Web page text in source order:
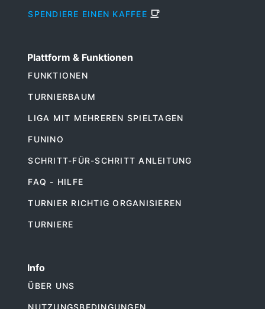
SPENDIERE EINEN KAFFEE
Plattform & Funktionen
FUNKTIONEN
TURNIERBAUM
LIGA MIT MEHREREN SPIELTAGEN
FUNINO
SCHRITT-FÜR-SCHRITT ANLEITUNG
FAQ - HILFE
TURNIER RICHTIG ORGANISIEREN
TURNIERE
Info
ÜBER UNS
NUTZUNGSBEDINGUNGEN